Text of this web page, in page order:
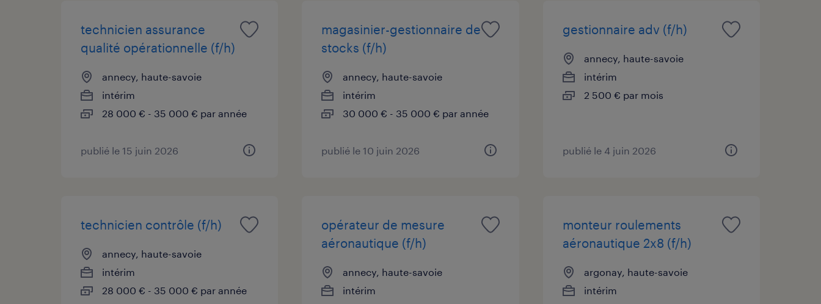
technicien assurance
qualité opérationnelle (f/h)
annecy, haute-savoie
intérim
28 000 € - 35 000 € par année
publié le 15 juin 2026
magasinier-gestionnaire de
stocks (f/h)
annecy, haute-savoie
intérim
30 000 € - 35 000 € par année
publié le 10 juin 2026
gestionnaire adv (f/h)
annecy, haute-savoie
intérim
2 500 € par mois
publié le 4 juin 2026
technicien contrôle (f/h)
annecy, haute-savoie
intérim
28 000 € - 35 000 € par année
opérateur de mesure
aéronautique (f/h)
annecy, haute-savoie
intérim
monteur roulements
aéronautique 2x8 (f/h)
argonay, haute-savoie
intérim